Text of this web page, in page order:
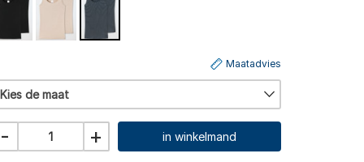
Kies de maat
Maatadvies
- + in winkelmand